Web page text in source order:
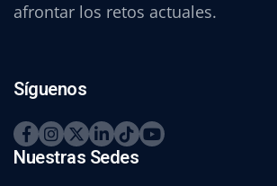
afrontar los retos actuales.
Síguenos
Nuestras Sedes